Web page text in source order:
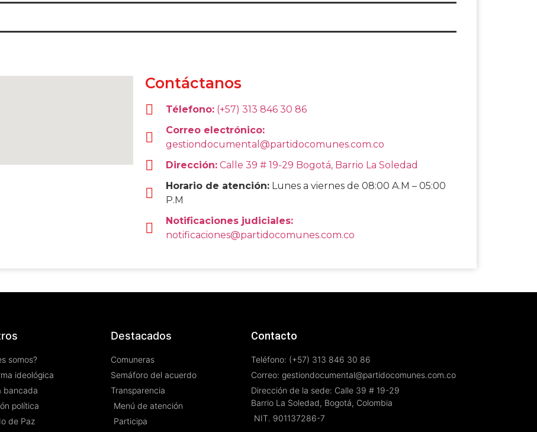
Contáctanos
Télefono: (+57) 313 846 30 86
Correo electrónico:
gestiondocumental@partidocomunes.com.co
Dirección: Calle 39 # 19-29 Bogotá, Barrio La Soledad
Horario de atención: Lunes a viernes de 08:00 A.M – 05:00
P.M
Notificaciones judiciales:
notificaciones@partidocomunes.com.co
somos?
ideológica
bancada
política
de Paz
Destacados
Comuneras
Semáforo del acuerdo
Transparencia
Menú de atención
Participa
Contacto
Teléfono: (+57) 313 846 30 86
Correo: gestiondocumental@partidocomunes.com.co
Dirección de la sede: Calle 39 # 19-29
Barrio La Soledad, Bogotá, Colombia
NIT. 901137286-7